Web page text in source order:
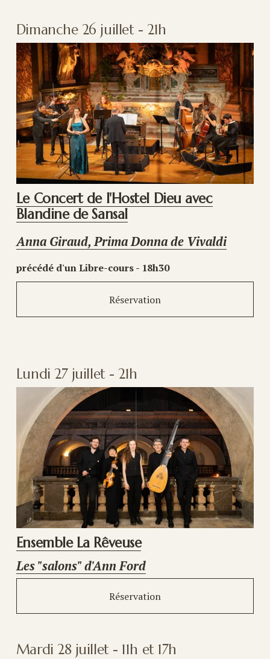
Dimanche 26 juillet - 21h
Le Concert de l'Hostel Dieu avec
Blandine de Sansal
Anna Giraud, Prima Donna de Vivaldi
précédé d'un Libre-cours - 18h30
Réservation
Lundi 27 juillet - 21h
Ensemble La Rêveuse
Les "salons" d'Ann Ford
Réservation
Mardi 28 juillet - 11h et 17h